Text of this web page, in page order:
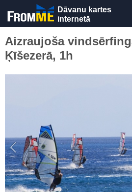
Dāvanu kartes
internetā
Aizraujoša
Ķīšezerā, 1h
Previous